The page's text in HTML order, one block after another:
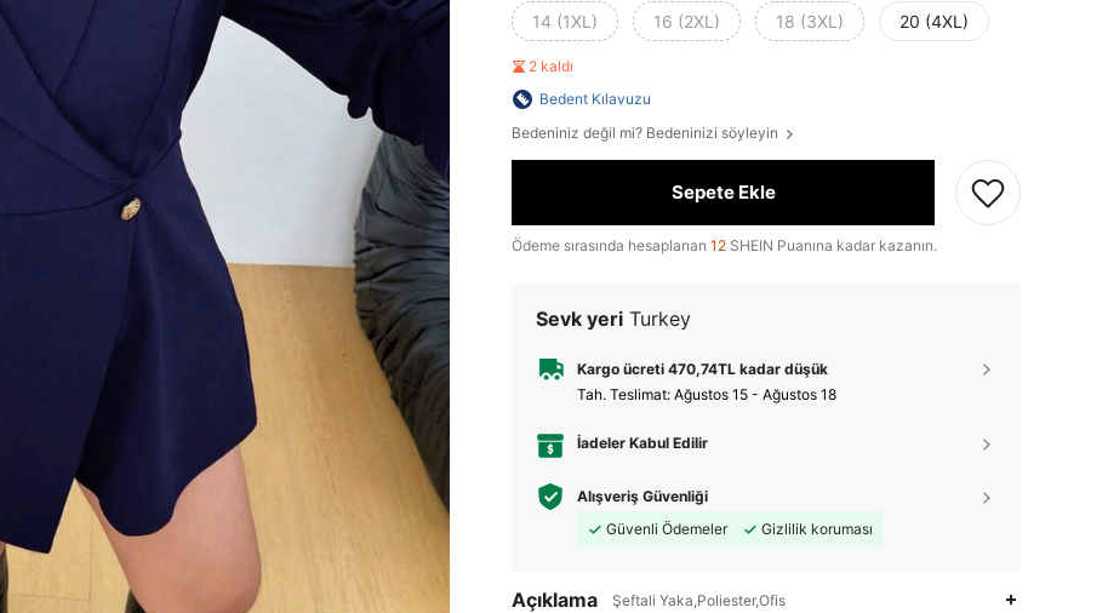
14 (1XL) 16 (2XL) 18 (3XL) 20 (4XL)
2 kaldı
Bedent Kılavuzu
Bedeniniz değil mi? Bedeninizi söyleyin
Sepete Ekle
Ödeme sırasında hesaplanan 12 SHEIN Puanına kadar kazanın.
Sevk yeri Turkey
Kargo ücreti 470,74TL kadar düşük
Tah. Teslimat: Ağustos 15 - Ağustos 18
İadeler Kabul Edilir
Alışveriş Güvenliği
Güvenli Ödemeler
Gizlilik koruması
Açıklama Şeftali Yaka,Poliester,Ofis